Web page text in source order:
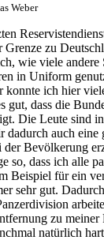
Weber
Grenze zu
wie viele andere
in Uniform
konnte ich hier
gut, dass die
Die Leute sind
dadurch auch eine
der Bevölkerung
so, dass ich alle
Beispiel für ein
sehr gut.
zu meiner
natürlich